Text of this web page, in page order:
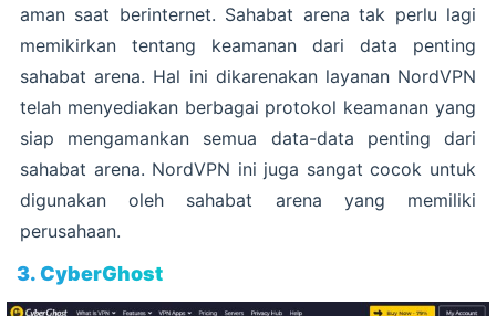
aman saat berinternet. Sahabat arena tak perlu lagi
memikirkan tentang keamanan dari data penting
sahabat arena. Hal ini dikarenakan layanan NordVPN
telah menyediakan berbagai protokol keamanan yang
siap mengamankan semua data-data penting dari
sahabat arena. NordVPN ini juga sangat cocok untuk
digunakan oleh sahabat arena yang memiliki
perusahaan.
3. CyberGhost